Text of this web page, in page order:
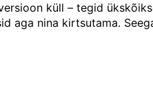
küll – tegid
aga nina kirtsutama.